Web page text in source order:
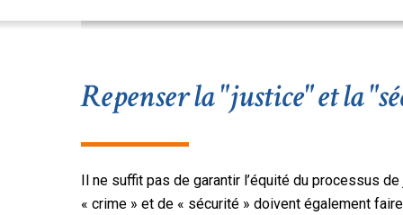
Repenser la "justice" et la
Il ne suffit pas de garantir l’équité du processus
« crime » et de « sécurité » doivent également faire